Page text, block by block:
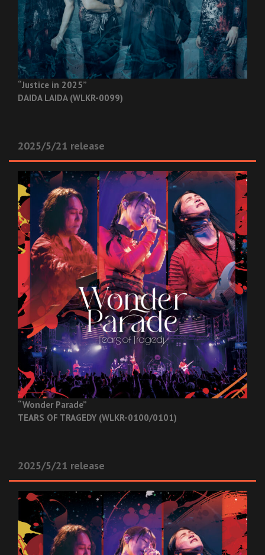
“Justice in 2025”
DAIDA LAIDA (WLKR-0099)
2025/5/21 release
“Wonder Parade”
TEARS OF TRAGEDY (WLKR-0100/0101)
2025/5/21 release